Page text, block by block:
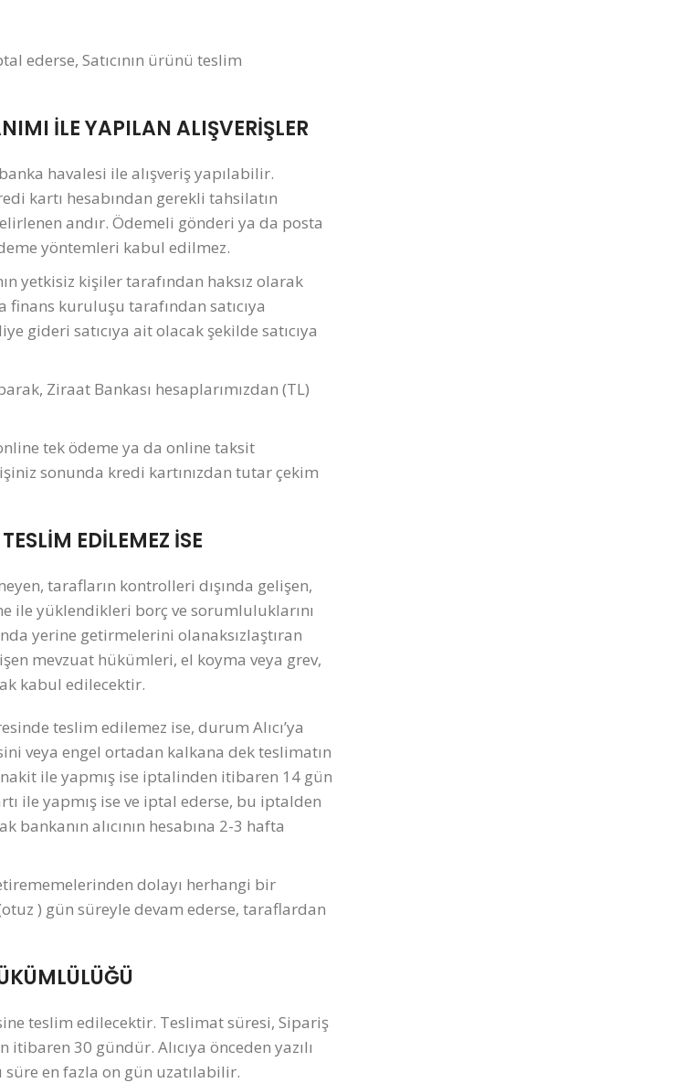
ederse, Satıcının ürünü teslim
İLE YAPILAN ALIŞVERİŞLER
havalesi ile alışveriş yapılabilir.
kartı hesabından gerekli tahsilatın
andır. Ödemeli gönderi ya da posta
yöntemleri kabul edilmez.
yetkisiz kişiler tarafından haksız olarak
kuruluşu tarafından satıcıya
gideri satıcıya ait olacak şekilde satıcıya
Ziraat Bankası hesaplarımızdan (TL)
tek ödeme ya da online taksit
sonunda kredi kartınızdan tutar çekim
EDİLEMEZ İSE
tarafların kontrolleri dışında gelişen,
ile yüklendikleri borç ve sorumluluklarını
yerine getirmelerini olanaksızlaştıran
mevzuat hükümleri, el koyma veya grev,
kabul edilecektir.
teslim edilemez ise, durum Alıcı’ya
veya engel ortadan kalkana dek teslimatın
ile yapmış ise iptalinden itibaren 14 gün
ile yapmış ise ve iptal ederse, bu iptalden
alıcının hesabına 2-3 hafta
dolayı herhangi bir
) gün süreyle devam ederse, taraflardan
teslim edilecektir. Teslimat süresi, Sipariş
30 gündür. Alıcıya önceden yazılı
en fazla on gün uzatılabilir.